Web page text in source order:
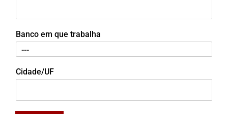
Banco em que trabalha
Cidade/UF